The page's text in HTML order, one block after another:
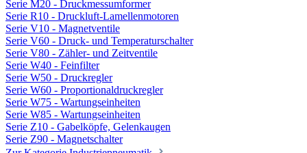
Serie M20 - Druckmessumformer
Serie R10 - Druckluft-Lamellenmotoren
Serie V10 - Magnetventile
Serie V60 - Druck- und Temperaturschalter
Serie V80 - Zähler- und Zeitventile
Serie W40 - Feinfilter
Serie W50 - Druckregler
Serie W60 - Proportionaldruckregler
Serie W75 - Wartungseinheiten
Serie W85 - Wartungseinheiten
Serie Z10 - Gabelköpfe, Gelenkaugen
Serie Z90 - Magnetschalter